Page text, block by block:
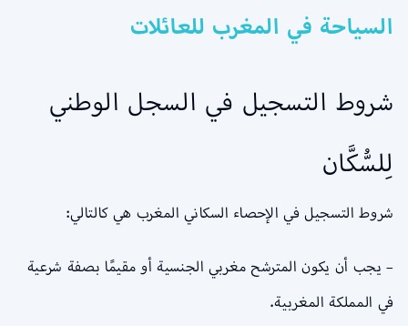
السياحة في المغرب للعائلات
شروط التسجيل في السجل الوطني
لِلسُّكَّان
شروط التسجيل في الإحصاء السكاني المغرب هي كالتالي:
– يجب أن يكون المترشح مغربي الجنسية أو مقيمًا بصفة شرعية
في المملكة المغربية.